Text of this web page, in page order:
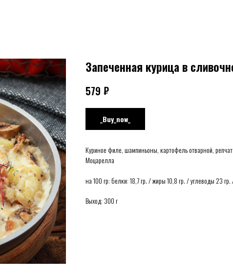
Запеченная курица в
579 ₽
_Buy_now_
Куриное филе, шампиньоны, картофель отварной,
Моцарелла
на 100 гр: белки: 18,7 гр. / жиры 10,8 гр. / углеводы 23
Выход: 300 г